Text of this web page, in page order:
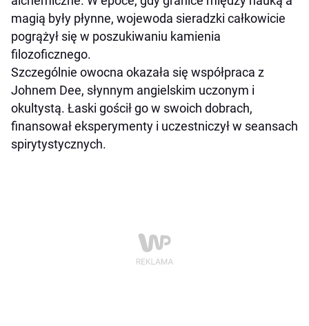
magią były płynne, wojewoda sieradzki całkowicie
pogrążył się w poszukiwaniu kamienia
filozoficznego.
Szczególnie owocna okazała się współpraca z
Johnem Dee, słynnym angielskim uczonym i
okultystą. Łaski gościł go w swoich dobrach,
finansował eksperymenty i uczestniczył w seansach
spirytystycznych.